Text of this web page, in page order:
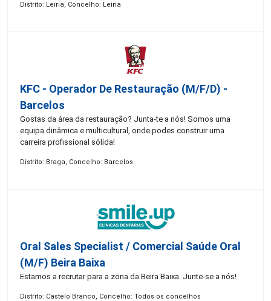
Distrito: Leiria, Concelho: Leiria
KFC - Operador De Restauração (m/f/d) -
Barcelos
Gostas da área da restauração? Junta-te a nós! Somos uma
equipa dinâmica e multicultural, onde podes construir uma
carreira profissional sólida!
Distrito: Braga, Concelho: Barcelos
Oral Sales Specialist / Comercial Saúde Oral
(M/F) Beira Baixa
Estamos a recrutar para a zona da Beira Baixa. Junte-se a nós!
Distrito: Castelo Branco, Concelho: Todos os concelhos